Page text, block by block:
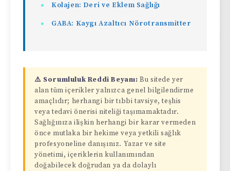
Kolajen: Deri ve Eklem Sağlığı
GABA: Kaygı Azaltıcı Nörotransmitter
⚠️ Sorumluluk Reddi Beyanı: Bu sitede yer
alan tüm içerikler yalnızca genel bilgilendirme
amaçlıdır; herhangi bir tıbbi tavsiye, teşhis
veya tedavi önerisi niteliği taşımamaktadır.
Sağlığınıza ilişkin herhangi bir karar vermeden
önce mutlaka bir hekime veya yetkili sağlık
profesyoneline danışınız. Yazar ve site
yönetimi, içeriklerin kullanımından
doğabilecek doğrudan ya da dolaylı